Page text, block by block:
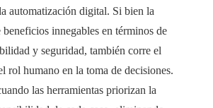
automatización digital. Si bien la
innegables en términos de
y seguridad, también corre el
rol humano en la toma de decisiones.
las herramientas priorizan la